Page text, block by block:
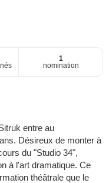
1
nomination
entre au
Désireux de monter à
du "Studio 34",
à l'art dramatique. Ce
théâtrale que le